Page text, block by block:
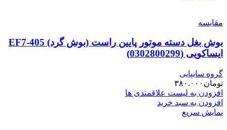
مقایسه
بوش بغل دسته موتور پایین راست (بوش گرد) 405-EF7
ایساکویی (0302800299)
گروه سایپایی
تومان ۳۸۰.۰۰۰
افزودن به لیست علاقمندی ها
افزودن به سبد خرید
نمایش سریع